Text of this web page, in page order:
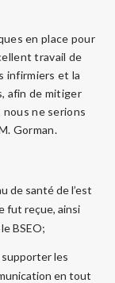
en place pour
travail de
infirmiers et la
afin de mitiger
nous ne serions
Gorman.
de santé de l’est
fut reçue, ainsi
BSEO;
supporter les
en tout